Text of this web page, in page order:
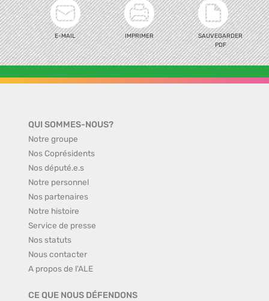
E-MAIL IMPRIMER
SAUVEGARDER
PDF
QUI SOMMES-NOUS?
Notre groupe
Nos Coprésidents
Nos député.e.s
Notre personnel
Nos partenaires
Notre histoire
Service de presse
Nos statuts
Nous contacter
A propos de l'ALE
CE QUE NOUS DÉFENDONS